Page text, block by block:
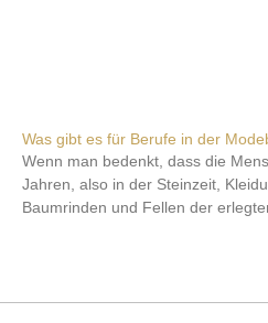
Was gibt es für Berufe in der
Wenn man bedenkt, dass die
Jahren, also in der Steinzeit,
Baumrinden und Fellen der